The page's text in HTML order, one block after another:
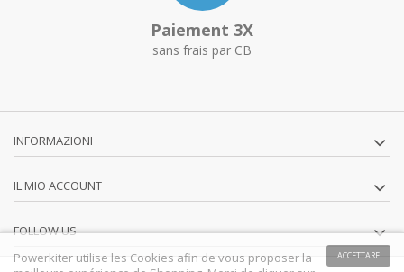
Paiement 3X
sans frais par CB
INFORMAZIONI
IL MIO ACCOUNT
FOLLOW US
ACCETTARE
Powerkiter utilise les Cookies afin de vous proposer la